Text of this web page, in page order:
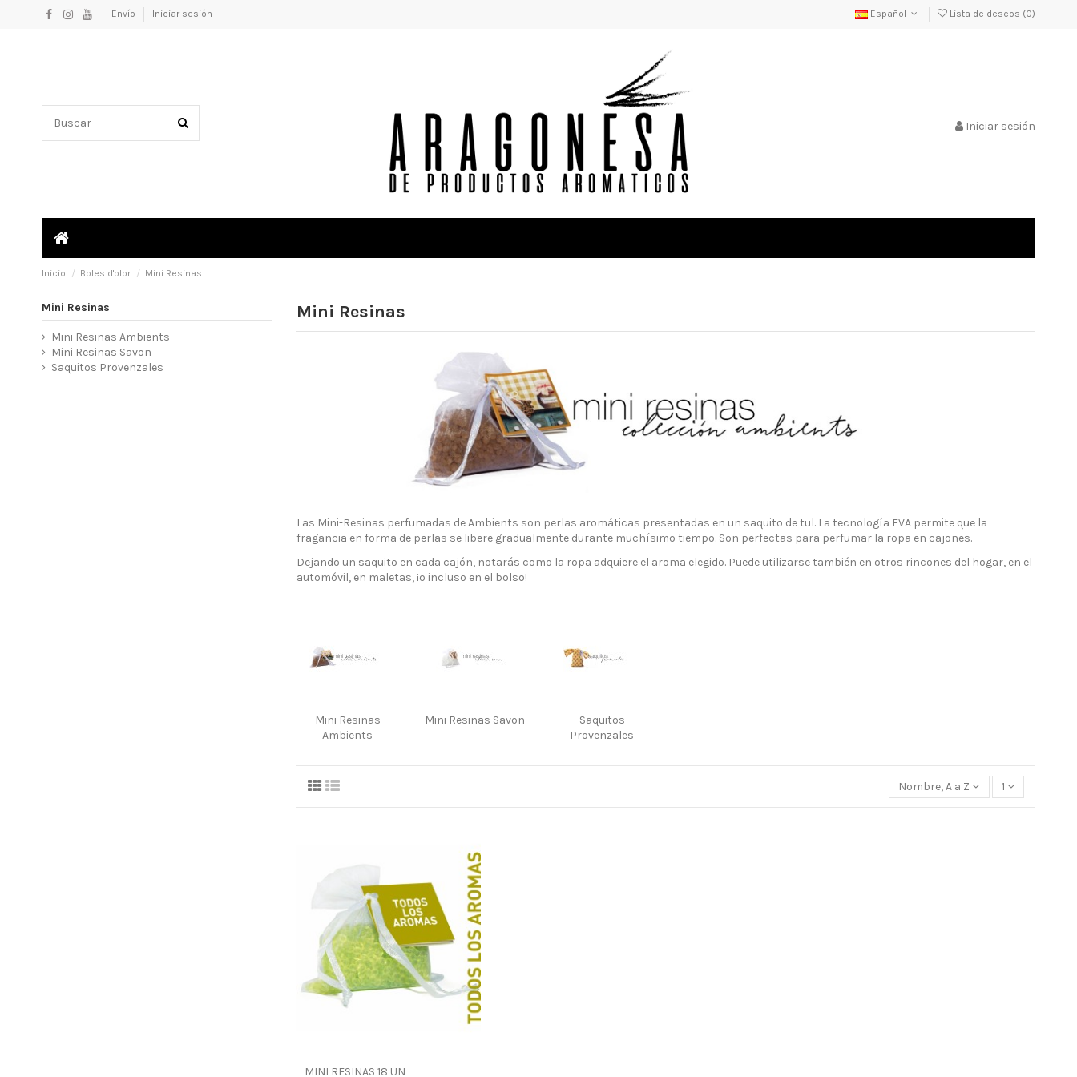
Envío Iniciar sesión Español Lista de deseos (0)
Iniciar sesión
Inicio Boles d'olor Mini Resinas
Mini Resinas
Las Mini-Resinas perfumadas de Ambients son perlas aromáticas presentadas en un saquito de tul. La tecnología EVA permite que la
fragancia en forma de perlas se libere gradualmente durante muchísimo tiempo. Son perfectas para perfumar la ropa en cajones.
Dejando un saquito en cada cajón, notarás como la ropa adquiere el aroma elegido. Puede utilizarse también en otros rincones del hogar, en el
automóvil, en maletas, ¡o incluso en el bolso!
Mini Resinas
Ambients
Mini Resinas Savon
Saquitos
Provenzales
Nombre, A a Z 1
MINI RESINAS 18 UN
Mini Resinas
Mini Resinas Ambients
Mini Resinas Savon
Saquitos Provenzales